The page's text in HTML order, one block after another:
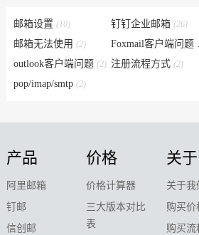
邮箱设置 (10) 钉钉企业邮箱 (26)
邮箱无法使用 (2)
outlook客户端问题 (2) 注册流程方式 (2)
pop/imap/smtp (2)
产品
阿里邮箱
钉邮
信创邮
价格
价格计算器
三大版本对比
表
关于
关于我
购买价
购买流